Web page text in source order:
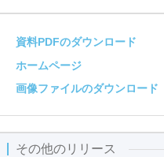
資料PDFのダウンロード
ホームページ
画像ファイルのダウンロード
その他のリリース